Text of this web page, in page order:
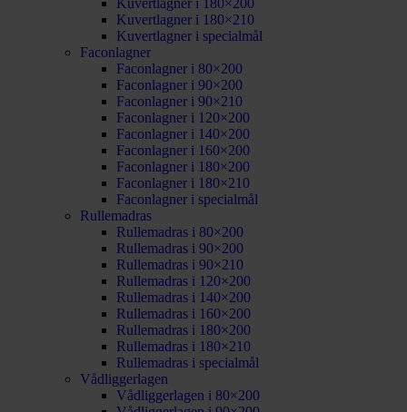
Kuvertlagner i 180×200
Kuvertlagner i 180×210
Kuvertlagner i specialmål
Faconlagner
Faconlagner i 80×200
Faconlagner i 90×200
Faconlagner i 90×210
Faconlagner i 120×200
Faconlagner i 140×200
Faconlagner i 160×200
Faconlagner i 180×200
Faconlagner i 180×210
Faconlagner i specialmål
Rullemadras
Rullemadras i 80×200
Rullemadras i 90×200
Rullemadras i 90×210
Rullemadras i 120×200
Rullemadras i 140×200
Rullemadras i 160×200
Rullemadras i 180×200
Rullemadras i 180×210
Rullemadras i specialmål
Vådliggerlagen
Vådliggerlagen i 80×200